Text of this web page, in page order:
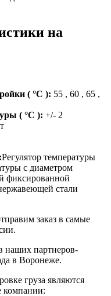
на
( °C ): 55 , 60 , 65 ,
( °C ): +/- 2
Регулятор температуры
с диаметром
фиксированной
стали
заказ в самые
наших партнеров-
в Воронеже.
груза являются
компании: